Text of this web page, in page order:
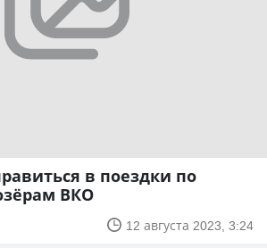
в поездки по
ВКО
12 августа 2023, 3:24